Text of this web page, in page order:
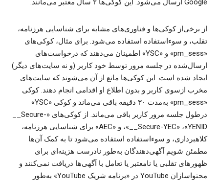
Google ارسال می‌شود. این کوکی‌ها ۲ سال معتبر می‌مانند.
از برخی‌از کوکی‌ها و فناوری‌های مشابه برای شناسایی هرزنامه،
تقلب، و سوءاستفاده استفاده می‌شود. برای مثال، کوکی‌های
«pm_sess» و «YSC» اطمینان می‌دهند که درخواست‌های
ارسال‌شده در جلسه مرور توسط خود کاربر (و نه سایت‌های دیگر)
ایجاد شده است. این کوکی‌ها مانع از آن می‌شوند که سایت‌های
مخرب ازسوی کاربر و بدون اطلاع او اقدامی انجام دهند. کوکی
«pm_sess» به‌مدت ۳۰ دقیقه باقی می‌ماند و کوکی «YSC»
درطول جلسه مرور کاربر باقی می‌ماند. از کوکی‌های «‎__Secure-
YENID»،‏ «‎__Secure-YEC»، و «AEC» برای شناسایی هرزنامه،
کلاهبرداری، و سوءاستفاده استفاده می‌شود تا به کمک آن‌ها
مطمئن شویم آگهی‌دهندگان به‌طور نادرست هزینه‌ای برای
ظهورهای تقلبی یا نامعتبر یا تعامل با آگهی‌ها دریافت نمی‌کنند و
محتواسازان YouTube در «برنامه شریک YouTube» به‌طور